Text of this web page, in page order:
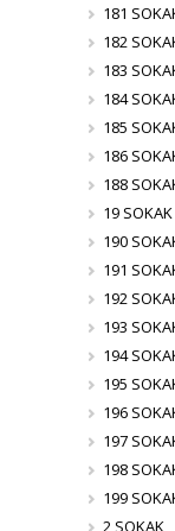
181
182
183
184
185
186
188
19 SOKAK
190
191
192
193
194
195
196
197
198
199
2 SOKAK